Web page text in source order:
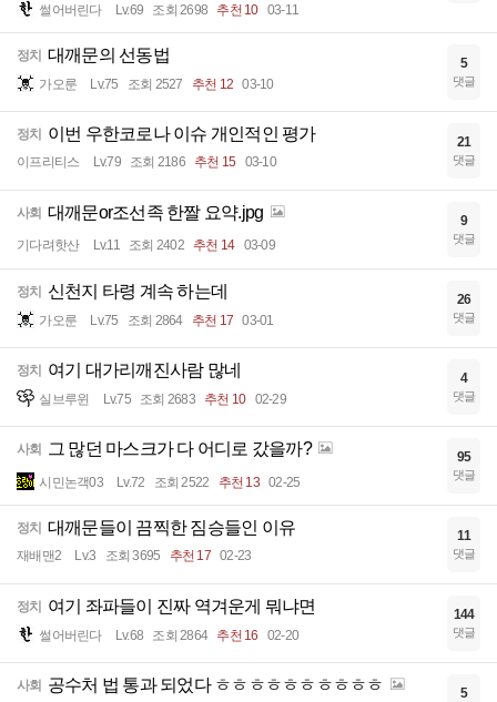
썰어버린다 Lv.69 조회 2698 추천 10 03-11
정치 대깨문의 선동법
가오룬 Lv.75 조회 2527 추천 12 03-10
5
댓글
정치 이번 우한코로나 이슈 개인적인 평가
이프리티스 Lv.79 조회 2186 추천 15 03-10
21
댓글
사회 대깨문or조선족 한짤 요약.jpg
기다려핫산 Lv.11 조회 2402 추천 14 03-09
9
댓글
정치 신천지 타령 계속 하는데
가오룬 Lv.75 조회 2864 추천 17 03-01
26
댓글
정치 여기 대가리깨진사람 많네
실브루윈 Lv.75 조회 2683 추천 10 02-29
4
댓글
사회 그 많던 마스크가 다 어디로 갔을까?
시민논객03 Lv.72 조회 2522 추천 13 02-25
95
댓글
정치 대깨문들이 끔찍한 짐승들인 이유
재배맨2 Lv.3 조회 3695 추천 17 02-23
11
댓글
정치 여기 좌파들이 진짜 역겨운게 뭐냐면
썰어버린다 Lv.68 조회 2864 추천 16 02-20
144
댓글
사회 공수처 법 통과 되었다 ㅎㅎㅎㅎㅎㅎㅎㅎㅎㅎ 5